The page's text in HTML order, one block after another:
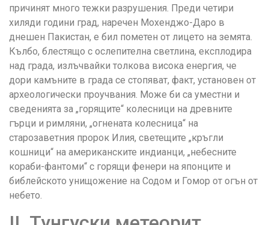
причинят много тежки разрушения. Преди четири
хиляди години град, наречен Мохенджо-Даро в
днешен Пакистан, е бил пометен от лицето на земята.
Кълбо, блестящо с ослепителна светлина, експлодира
над града, излъчвайки толкова висока енергия, че
дори камъните в града се стопяват, факт, установен от
археологически проучвания. Може би са уместни и
сведенията за „горящите“ колесници на древните
гърци и римляни, „огнената колесница“ на
старозаветния пророк Илия, светещите „кръгли
кошници“ на американските индианци, „небесните
кораби-фантоми“ с горящи фенери на японците и
библейското унищожение на Содом и Гомор от огън от
небето.